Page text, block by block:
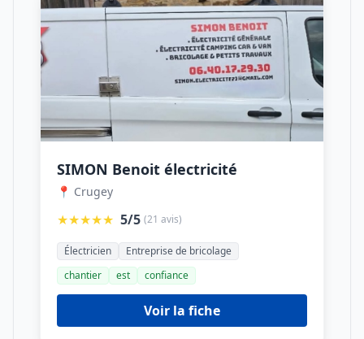
SIMON Benoit électricité
📍 Crugey
★★★★★ 5/5 (21 avis)
Électricien
Entreprise de bricolage
chantier
est confiance
Voir la fiche